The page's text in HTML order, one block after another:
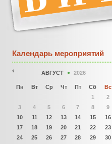
Календарь мероприятий
АВГУСТ 2026
Пн Вт Ср Чт Пт Сб
Вс
1
2
3
4 5 6 7 8
9
10
11 12 13 14 15
16
17
18 19 20 21 22
23
24
25 26 27 28 29
30